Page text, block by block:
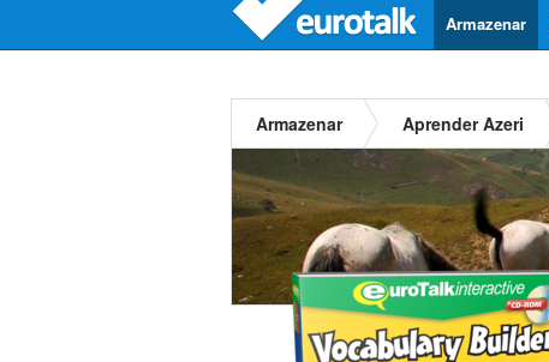
Armazenar
Armazenar Aprender Azeri